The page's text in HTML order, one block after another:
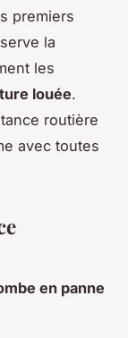
premiers
la
les
louée.
routière
avec toutes
en panne